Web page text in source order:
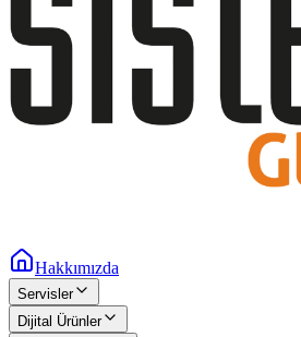
Hakkımızda
Servisler
Dijital Ürünler